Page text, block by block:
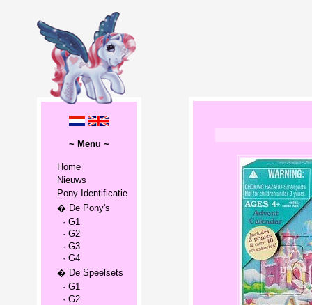
~ Menu ~
Home
Nieuws
Pony Identificatie
� De Pony's
· G1
· G2
· G3
· G4
� De Speelsets
· G1
· G2